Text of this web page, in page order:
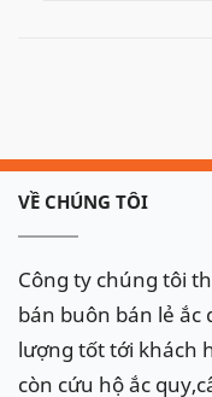
VỀ CHÚNG TÔI
Công ty chúng tôi
bán buôn bán lẻ ắc
lượng tốt tới khách
còn cứu hộ ắc